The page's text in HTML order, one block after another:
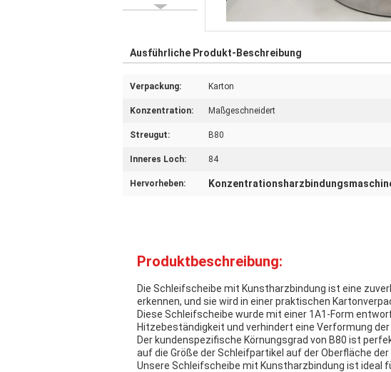
Ausführliche Produkt-Beschreibung
Verpackung: Karton
Konzentration: Maßgeschneidert
Streugut: B80
Inneres Loch: 84
Hervorheben:
Produktbeschreibung:
Die Schleifscheibe mit Kunstharzbindung ist eine
erkennen, und sie wird in einer praktischen
Diese Schleifscheibe wurde mit einer 1A1-Form
Hitzebeständigkeit und verhindert eine Verformung der
Der kundenspezifische Körnungsgrad von B80 ist
auf die Größe der Schleifpartikel auf der Oberfläche
Unsere Schleifscheibe mit Kunstharzbindung ist ideal